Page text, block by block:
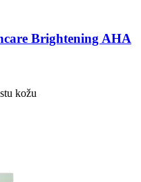
Brightening AHA
kožu